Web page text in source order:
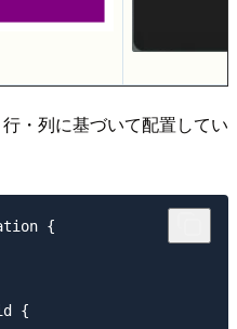
・列に基づいて配置してい
{
{